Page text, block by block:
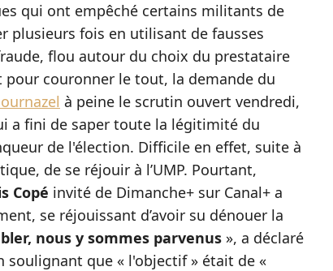
qui ont empêché certains militants de
plusieurs fois en utilisant de fausses
flou autour du choix du prestataire
pour couronner le tout, la demande du
à peine le scrutin ouvert vendredi,
a fini de saper toute la légitimité du
de l'élection. Difficile en effet, suite à
de se réjouir à l’UMP. Pourtant,
Copé invité de Dimanche+ sur Canal+ a
se réjouissant d’avoir su dénouer la
nous y sommes parvenus », a déclaré
soulignant que « l'objectif » était de «